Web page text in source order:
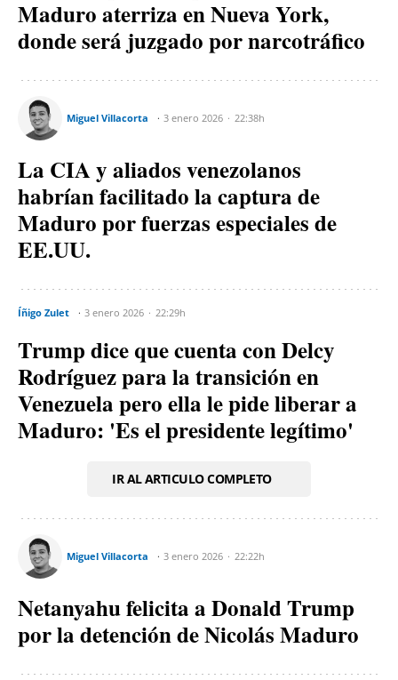
Maduro aterriza en Nueva York,
donde será juzgado por narcotráfico
Miguel Villacorta 3 enero 2026 22:38h
La CIA y aliados venezolanos
habrían facilitado la captura de
Maduro por fuerzas especiales de
EE.UU.
Íñigo Zulet 3 enero 2026 22:29h
Trump dice que cuenta con Delcy
Rodríguez para la transición en
Venezuela pero ella le pide liberar a
Maduro: 'Es el presidente legítimo'
IR AL ARTICULO COMPLETO
Miguel Villacorta 3 enero 2026 22:22h
Netanyahu felicita a Donald Trump
por la detención de Nicolás Maduro